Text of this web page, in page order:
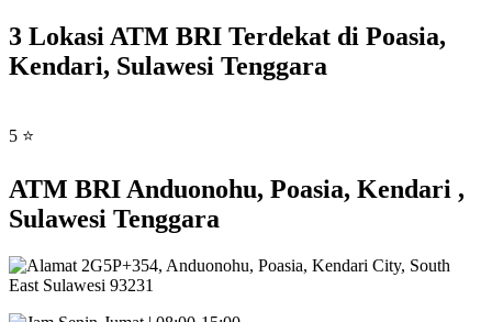
3 Lokasi ATM BRI Terdekat di Poasia,
Kendari, Sulawesi Tenggara
5 ⭐
ATM BRI Anduonohu, Poasia, Kendari ,
Sulawesi Tenggara
2G5P+354, Anduonohu, Poasia, Kendari City, South
East Sulawesi 93231